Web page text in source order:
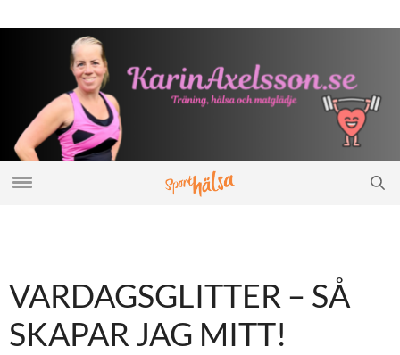
VARDAGSGLITTER – SÅ
SKAPAR JAG MITT!